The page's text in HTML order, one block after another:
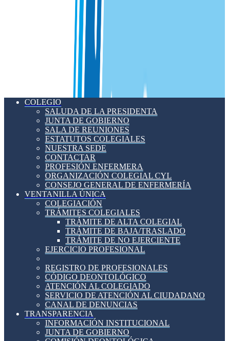
COLEGIO
SALUDA DE LA PRESIDENTA
JUNTA DE GOBIERNO
SALA DE REUNIONES
ESTATUTOS COLEGIALES
NUESTRA SEDE
CONTACTAR
PROFESIÓN ENFERMERA
ORGANIZACIÓN COLEGIAL CYL
CONSEJO GENERAL DE ENFERMERÍA
VENTANILLA ÚNICA
COLEGIACIÓN
TRÁMITES COLEGIALES
TRÁMITE DE ALTA COLEGIAL
TRÁMITE DE BAJA/TRASLADO
TRÁMITE DE NO EJERCIENTE
EJERCICIO PROFESIONAL
REGISTRO DE PROFESIONALES
CÓDIGO DEONTOLÓGICO
ATENCIÓN AL COLEGIADO
SERVICIO DE ATENCIÓN AL CIUDADANO
CANAL DE DENUNCIAS
TRANSPARENCIA
INFORMACIÓN INSTITUCIONAL
JUNTA DE GOBIERNO